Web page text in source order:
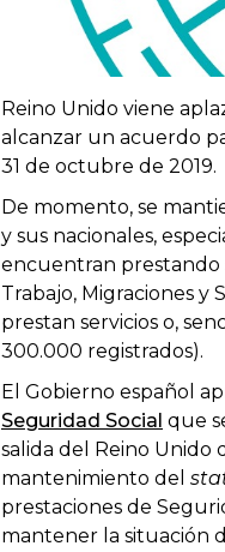
Reino Unido viene
alcanzar un acuerdo
31 de octubre de 2019.
De momento, se
y sus nacionales,
encuentran prestando
Trabajo, Migraciones y
prestan servicios o,
300.000 registrados).
El Gobierno español
Seguridad Social que
salida del Reino Unido
mantenimiento del
prestaciones de
mantener la situación